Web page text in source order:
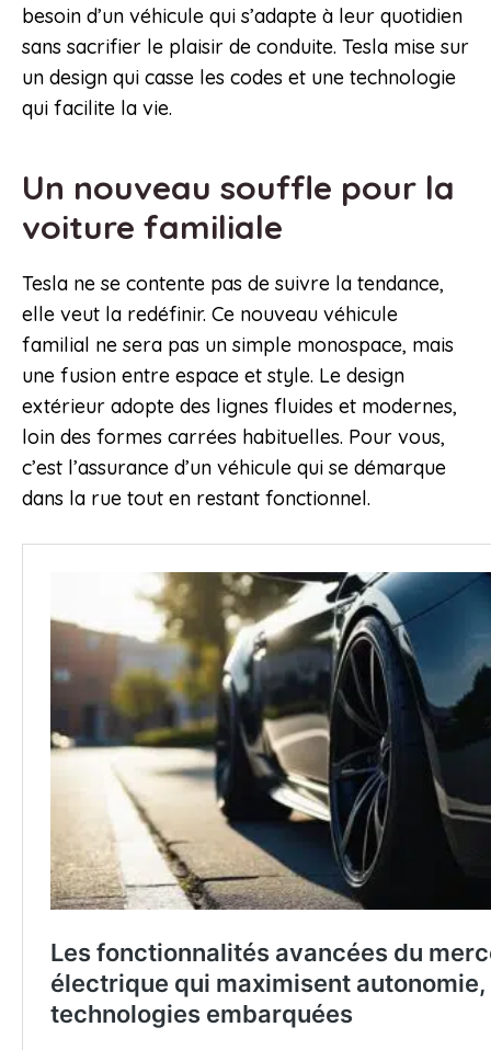
besoin d’un véhicule qui s’adapte à leur quotidien
sans sacrifier le plaisir de conduite. Tesla mise sur
un design qui casse les codes et une technologie
qui facilite la vie.
Un nouveau souffle pour la
voiture familiale
Tesla ne se contente pas de suivre la tendance,
elle veut la redéfinir. Ce nouveau véhicule
familial ne sera pas un simple monospace, mais
une fusion entre espace et style. Le design
extérieur adopte des lignes fluides et modernes,
loin des formes carrées habituelles. Pour vous,
c’est l’assurance d’un véhicule qui se démarque
dans la rue tout en restant fonctionnel.